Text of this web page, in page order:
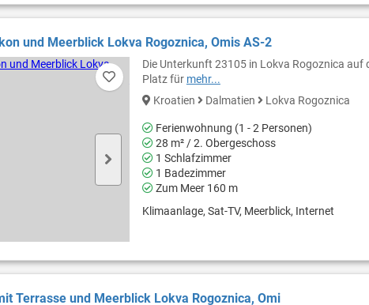
und Meerblick Lokva Rogoznica, Omis AS-2
Die Unterkunft 23105 in Lokva Rogoznica
Platz für mehr...
Kroatien
Dalmatien Lokva Rogoznica
Ferienwohnung (1 - 2 Personen)
28 m² / 2. Obergeschoss
1 Schlafzimmer
1 Badezimmer
Zum Meer 160 m
Klimaanlage, Sat-TV, Meerblick, Internet
Terrasse und Meerblick Lokva Rogoznica, Omi